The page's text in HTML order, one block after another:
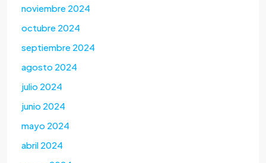
noviembre 2024
octubre 2024
septiembre 2024
agosto 2024
julio 2024
junio 2024
mayo 2024
abril 2024